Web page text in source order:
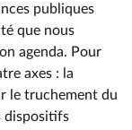
publiques
que nous
agenda. Pour
axes : la
le truchement du
dispositifs